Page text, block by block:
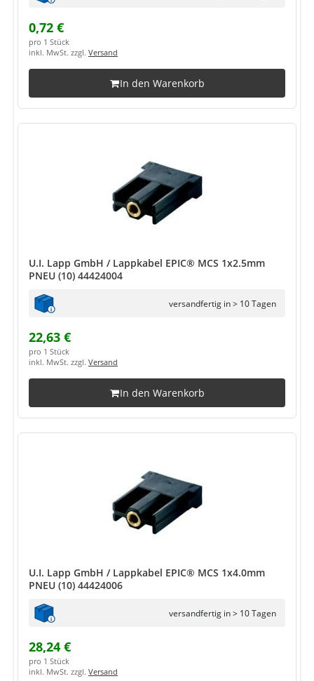
0,72 €
pro 1 Stück
inkl. MwSt. zzgl. Versand
In den Warenkorb
U.I. Lapp GmbH / Lappkabel EPIC® MCS 1x2.5mm
PNEU (10) 44424004
versandfertig in > 10 Tagen
22,63 €
pro 1 Stück
inkl. MwSt. zzgl. Versand
In den Warenkorb
U.I. Lapp GmbH / Lappkabel EPIC® MCS 1x4.0mm
PNEU (10) 44424006
versandfertig in > 10 Tagen
28,24 €
pro 1 Stück
inkl. MwSt. zzgl. Versand